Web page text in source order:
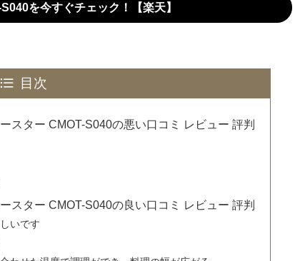
を今すぐチェック！【楽天】
目次
スター CMOT-S040の悪い口コミ レビュー 評判
スター CMOT-S040の良い口コミ レビュー 評判
いです